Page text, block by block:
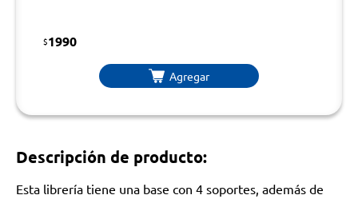
$1990
Agregar
Descripción de producto:
Esta librería tiene una base con 4 soportes, además de